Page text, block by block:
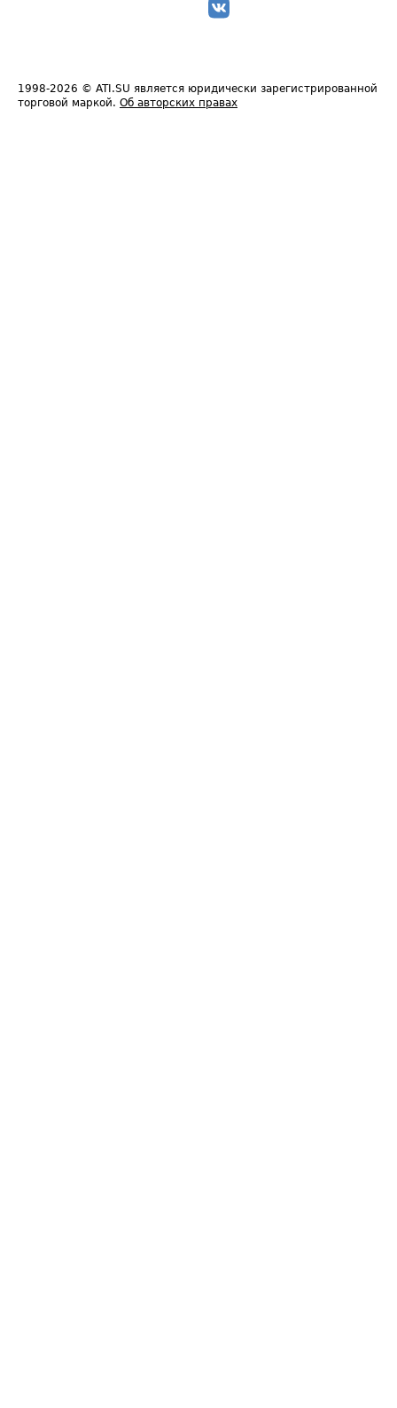
1998-2026 © ATI.SU является юридически зарегистрированной
торговой маркой. Об авторских правах